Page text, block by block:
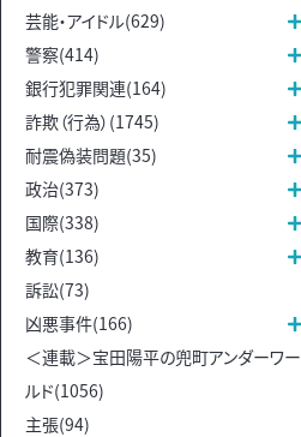
芸能・アイドル(629)
警察(414)
銀行犯罪関連(164)
詐欺（行為）(1745)
耐震偽装問題(35)
政治(373)
国際(338)
教育(136)
訴訟(73)
凶悪事件(166)
＜連載＞宝田陽平の兜町アンダーワー
ルド(1056)
主張(94)